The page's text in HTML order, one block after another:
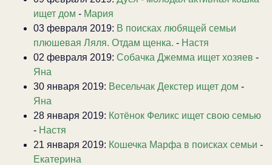
ищет дом - Мария
03 февраля 2019: В поисках любящей семьи
плюшевая Ляля. Отдам щенка. - Настя
02 февраля 2019: Собачка Джемма ищет хозяев -
Яна
30 января 2019: Весельчак Декстер ищет дом -
Яна
28 января 2019: Котёнок Феликс ищет свою семью
- Настя
21 января 2019: Кошечка Марфа в поисках семьи -
Екатерина